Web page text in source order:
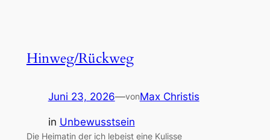
Hinweg/Rückweg
Juni 23, 2026—vonMax Christis
in Unbewusstsein
Die Heimatin der ich lebeist eine Kulisse